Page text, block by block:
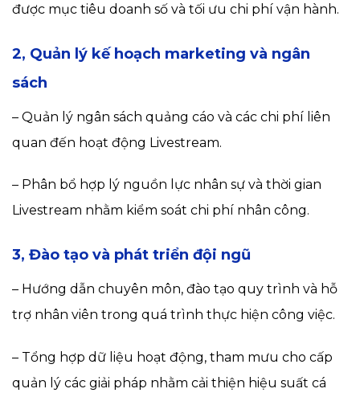
được mục tiêu doanh số và tối ưu chi phí vận hành.
2, Quản lý kế hoạch marketing và ngân
sách
– Quản lý ngân sách quảng cáo và các chi phí liên
quan đến hoạt động Livestream.
– Phân bổ hợp lý nguồn lực nhân sự và thời gian
Livestream nhằm kiểm soát chi phí nhân công.
3, Đào tạo và phát triển đội ngũ
– Hướng dẫn chuyên môn, đào tạo quy trình và hỗ
trợ nhân viên trong quá trình thực hiện công việc.
– Tổng hợp dữ liệu hoạt động, tham mưu cho cấp
quản lý các giải pháp nhằm cải thiện hiệu suất cá